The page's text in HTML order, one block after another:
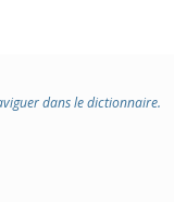
dans le dictionnaire.